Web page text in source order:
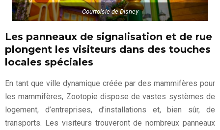
Courtoisie de Disney
Les panneaux de signalisation et de rue
plongent les visiteurs dans des touches
locales spéciales
En tant que ville dynamique créée par des mammifères pour
les mammifères, Zootopie dispose de vastes systèmes de
logement, d’entreprises, d’installations et, bien sûr, de
transports. Les visiteurs trouveront de nombreux panneaux